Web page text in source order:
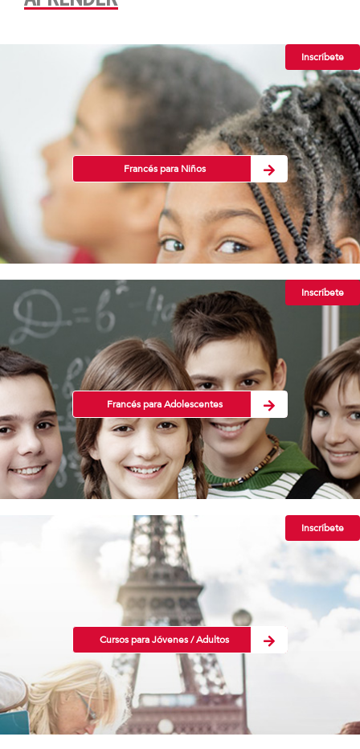
Inscríbete
Francés para Niños
Inscríbete
Francés para Adolescentes
Inscríbete
Cursos para Jóvenes / Adultos